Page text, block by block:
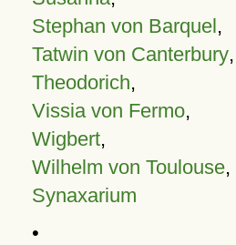
Stephan von Barquel,
Tatwin von Canterbury,
Theodorich,
Vissia von Fermo,
Wigbert,
Wilhelm von Toulouse,
Synaxarium
•